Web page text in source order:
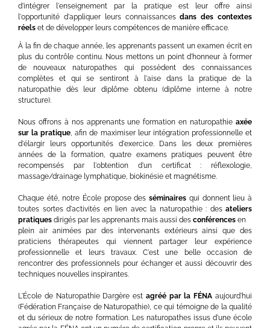
d'intégrer l'enseignement par la pratique est leur offre ainsi
l'opportunité d'appliquer leurs connaissancesdans des contextes
réels et de développer leurs compétences de manière efficace.
À la fin de chaque année, les apprenants passent un examen écrit en
plus du contrôle continu. Nous mettons un point d'honneur à former
de nouveaux naturopathes qui possèdent des connaissances
complètes et qui se sentiront à l'aise dans la pratique de la
naturopathie dès leur diplôme obtenu (diplôme interne à notre
structure).
Nous offrons à nos apprenants une formation en naturopathie axée
sur la pratique , afin de maximiser leur intégration professionnelle et
d'élargir leurs opportunités d'exercice. Dans les deux premières
années de la formation, quatre examens pratiques peuvent être
recompensés par l'obtention d'un certificat : réflexologie,
massage/drainage lymphatique, biokinésie et magnétisme.
Chaque été, notre École propose desséminaires qui donnent lieu à
toutes sortes d'activités en lien avec la naturopathie : des ateliers
pratiques dirigés par les apprenants mais aussi des conférences en
plein air animées par des intervenants extérieurs ainsi que des
praticiens thérapeutes qui viennent partager leur expérience
professionnelle et leurs travaux. C'est une belle occasion de
rencontrer des professionnels pour échanger et aussi découvrir des
techniques nouvelles inspirantes.
L'École de Naturopathie Dargère est agréé par la FÉNA aujourd'hui
(Fédération Française de Naturopathie), ce qui témoigne de la qualité
et du sérieux de notre formation. Les naturopathes issus d'une école